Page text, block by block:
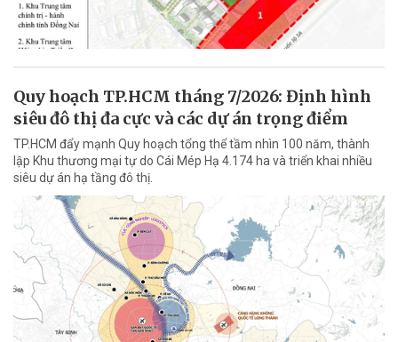
Quy hoạch TP.HCM tháng 7/2026: Định hình
siêu đô thị đa cực và các dự án trọng điểm
TP.HCM đẩy mạnh Quy hoạch tổng thể tầm nhìn 100 năm, thành
lập Khu thương mại tự do Cái Mép Hạ 4.174 ha và triển khai nhiều
siêu dự án hạ tầng đô thị.